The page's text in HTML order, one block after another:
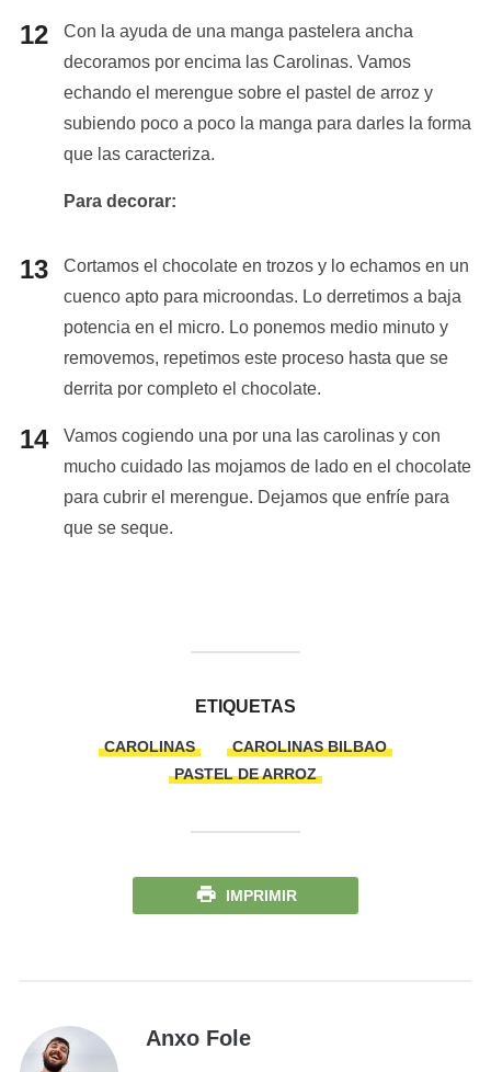
Con la ayuda de una manga pastelera ancha
decoramos por encima las Carolinas. Vamos
echando el merengue sobre el pastel de arroz y
subiendo poco a poco la manga para darles la forma
que las caracteriza.
Para decorar:
Cortamos el chocolate en trozos y lo echamos en un
cuenco apto para microondas. Lo derretimos a baja
potencia en el micro. Lo ponemos medio minuto y
removemos, repetimos este proceso hasta que se
derrita por completo el chocolate.
Vamos cogiendo una por una las carolinas y con
mucho cuidado las mojamos de lado en el chocolate
para cubrir el merengue. Dejamos que enfríe para
que se seque.
ETIQUETAS
CAROLINAS
CAROLINAS BILBAO
PASTEL DE ARROZ
IMPRIMIR
Anxo Fole